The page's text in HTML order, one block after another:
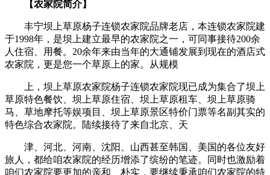
【农家院简介】
丰宁坝上草原杨子连锁农家院品牌老店，本连锁农家院建
于1998年，是坝上建立最早的农家院之一，可同事接待200余
人住宿、用餐。20余年来由当年的大通铺发展到现在的酒店式
农家院，更是您一个草原上的家。从规模
上，坝上草原农家院杨子连锁农家院现已成为集合了坝上
草原特色餐饮、坝上草原住宿、坝上草原租车、坝上草原骑
马、草地摩托等娱项目、坝上草原景区特价门票等名副其实的
特色综合农家院。陆续接待了来自北京、天
津、河北、河南、沈阳、山西甚至韩国、美国的各位友好
旅人，都给咱农家院的经历增添了缤纷的笔迹。同时也激励着
咱们农家院要更加的亲和、朴实，要继续秉承咱们农家院的特